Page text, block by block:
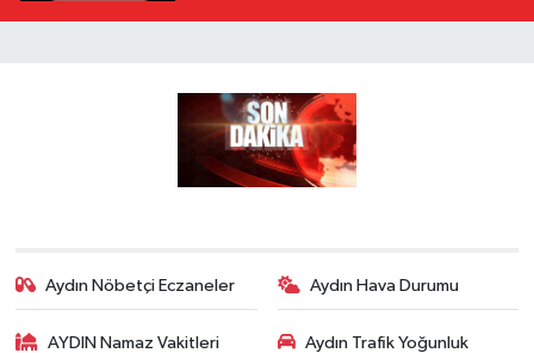
Aydın Nöbetçi Eczaneler Aydın Hava Durumu
AYDIN Namaz Vakitleri
Aydın Trafik Yoğunluk